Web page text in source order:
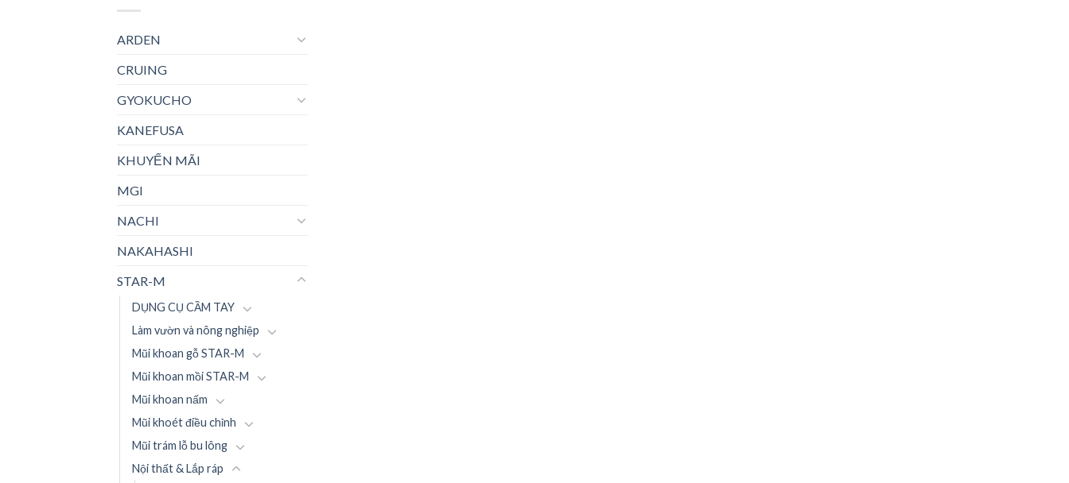
ARDEN
CRUING
GYOKUCHO
KANEFUSA
KHUYẾN MÃI
MGI
NACHI
NAKAHASHI
STAR-M
DỤNG CỤ CẦM TAY
Làm vườn và nông nghiệp
Mũi khoan gỗ STAR-M
Mũi khoan mồi STAR-M
Mũi khoan nấm
Mũi khoét điều chỉnh
Mũi trám lỗ bu lông
Nội thất & Lắp ráp